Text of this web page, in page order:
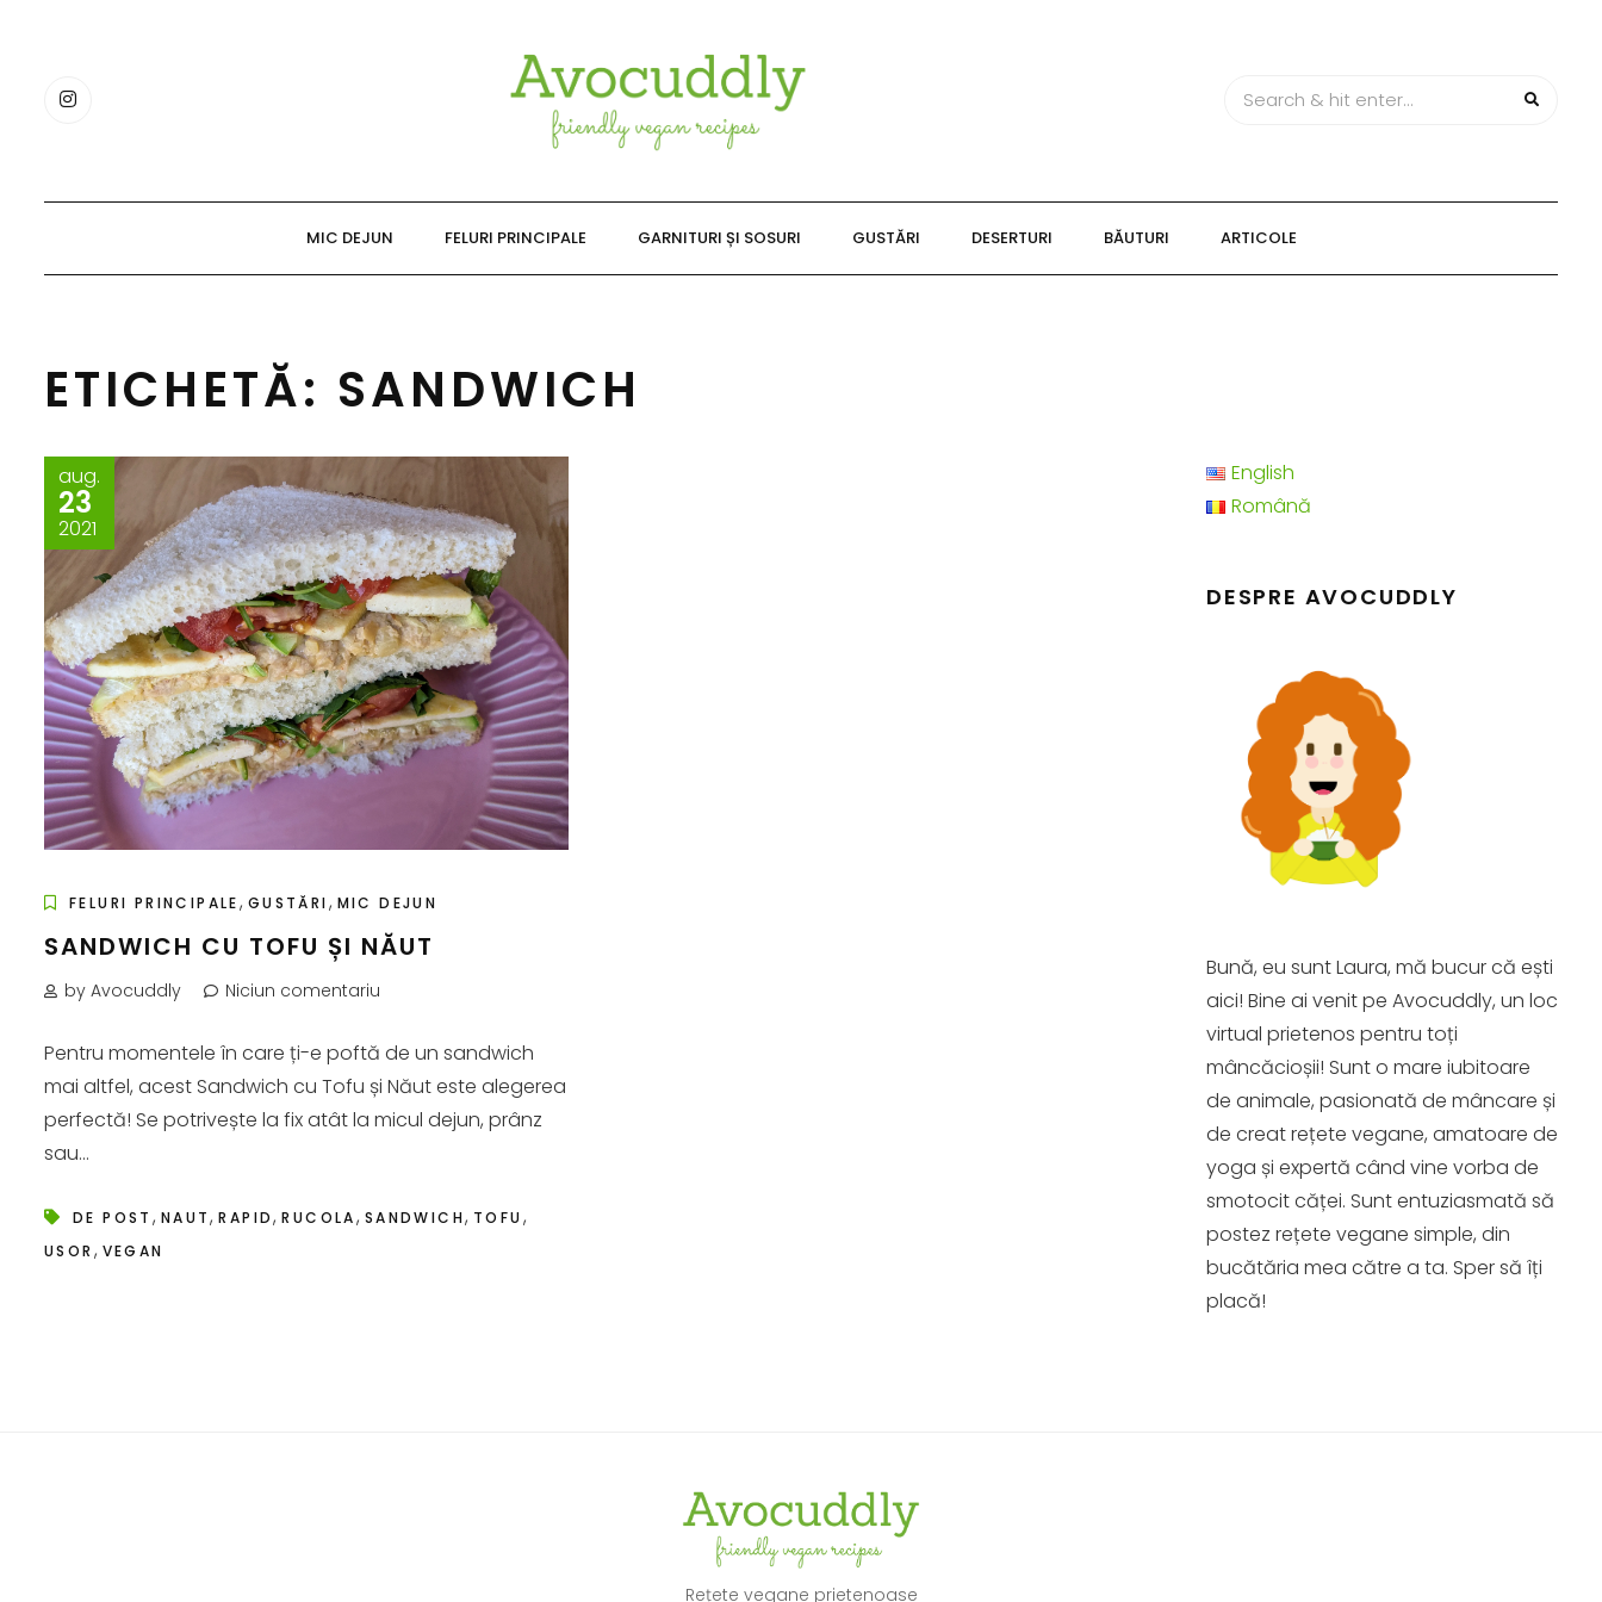
MIC DEJUN FELURI PRINCIPALE GARNITURI ȘI SOSURI GUSTĂRI DESERTURI BĂUTURI ARTICOLE
ETICHETĂ: SANDWICH
aug.
23
2021
FELURI PRINCIPALE, GUSTĂRI, MIC DEJUN
SANDWICH CU TOFU ȘI NĂUT
by Avocuddly Niciun comentariu
Pentru momentele în care ți-e poftă de un sandwich
mai altfel, acest Sandwich cu Tofu și Năut este alegerea
perfectă! Se potrivește la fix atât la micul dejun, prânz
sau...
DE POST , NAUT,RAPID,RUCOLA, SANDWICH, TOFU ,
USOR , VEGAN
English
Română
DESPRE AVOCUDDLY
Bună, eu sunt Laura, mă bucur că ești
aici! Bine ai venit pe Avocuddly, un loc
virtual prietenos pentru toți
mâncăcioșii! Sunt o mare iubitoare
de animale, pasionată de mâncare și
de creat rețete vegane, amatoare de
yoga și expertă când vine vorba de
smotocit căței. Sunt entuziasmată să
postez rețete vegane simple, din
bucătăria mea către a ta. Sper să îți
placă!
Rețete vegane prietenoase